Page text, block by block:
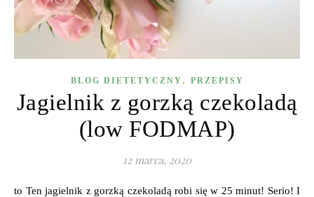
BLOG DIETETYCZNY , PRZEPISY
Jagielnik z gorzką czekoladą
(low FODMAP)
12 marca, 2020
to Ten jagielnik z gorzką czekoladą robi się w 25 minut! Serio! I